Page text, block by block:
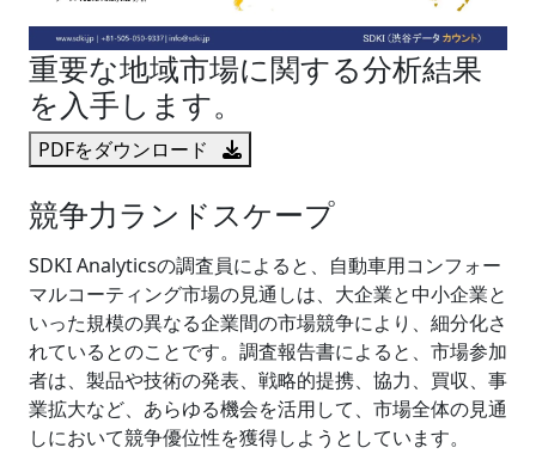
重要な地域市場に関する分析結果
を入手します。
PDFをダウンロード
競争力ランドスケープ
SDKI Analyticsの調査員によると、自動車用コンフォー
マルコーティング市場の見通しは、大企業と中小企業と
いった規模の異なる企業間の市場競争により、細分化さ
れているとのことです。調査報告書によると、市場参加
者は、製品や技術の発表、戦略的提携、協力、買収、事
業拡大など、あらゆる機会を活用して、市場全体の見通
しにおいて競争優位性を獲得しようとしています。